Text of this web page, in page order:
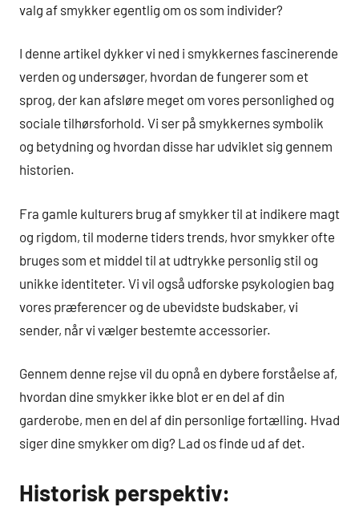
valg af smykker egentlig om os som individer?
I denne artikel dykker vi ned i smykkernes fascinerende
verden og undersøger, hvordan de fungerer som et
sprog, der kan afsløre meget om vores personlighed og
sociale tilhørsforhold. Vi ser på smykkernes symbolik
og betydning og hvordan disse har udviklet sig gennem
historien.
Fra gamle kulturers brug af smykker til at indikere magt
og rigdom, til moderne tiders trends, hvor smykker ofte
bruges som et middel til at udtrykke personlig stil og
unikke identiteter. Vi vil også udforske psykologien bag
vores præferencer og de ubevidste budskaber, vi
sender, når vi vælger bestemte accessorier.
Gennem denne rejse vil du opnå en dybere forståelse af,
hvordan dine smykker ikke blot er en del af din
garderobe, men en del af din personlige fortælling. Hvad
siger dine smykker om dig? Lad os finde ud af det.
Historisk perspektiv: